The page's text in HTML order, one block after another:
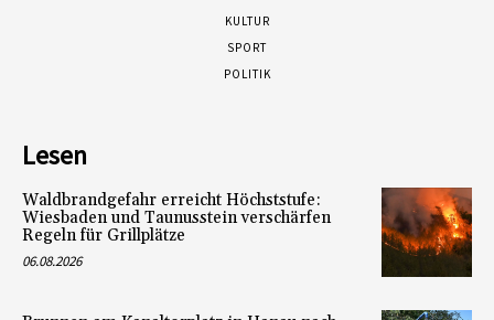
KULTUR
SPORT
POLITIK
Lesen
Waldbrandgefahr erreicht Höchststufe:
Wiesbaden und Taunusstein verschärfen
Regeln für Grillplätze
06.08.2026